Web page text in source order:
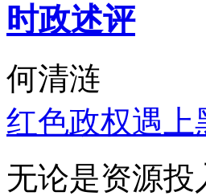
时政述评
何清涟
红色政权遇上
无论是资源